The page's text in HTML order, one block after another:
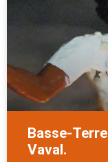
Basse-
Vaval.